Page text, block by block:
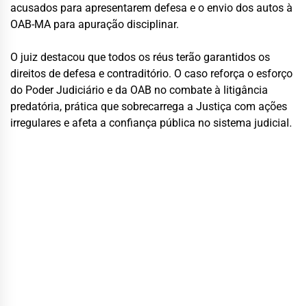
acusados para apresentarem defesa e o envio dos autos à
OAB-MA para apuração disciplinar.
O juiz destacou que todos os réus terão garantidos os
direitos de defesa e contraditório. O caso reforça o esforço
do Poder Judiciário e da OAB no combate à litigância
predatória, prática que sobrecarrega a Justiça com ações
irregulares e afeta a confiança pública no sistema judicial.